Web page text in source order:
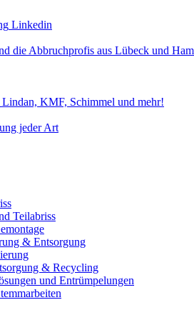
Linkedin
die Abbruchprofis aus Lübeck und
KMF, Schimmel und mehr!
jeder Art
Teilabriss
& Entsorgung
& Recycling
und Entrümpelungen